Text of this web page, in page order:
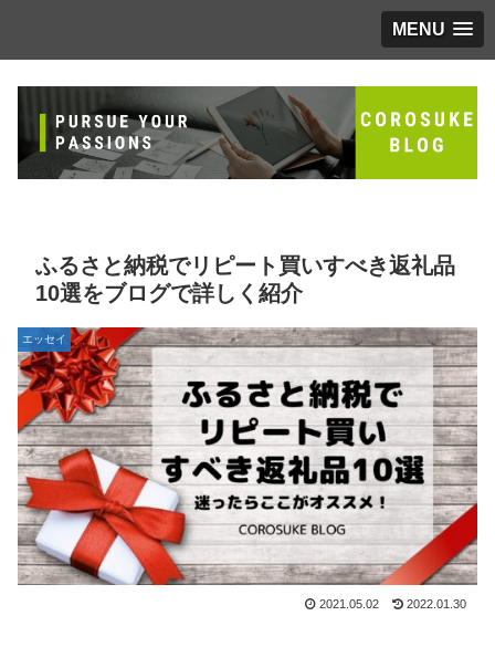
MENU
ふるさと納税でリピート買いすべき返礼品
10選をブログで詳しく紹介
エッセイ
2021.05.02 2022.01.30